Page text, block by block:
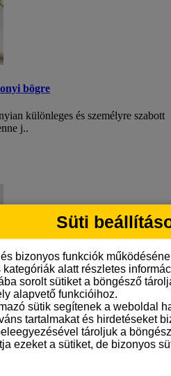
bögre
különleges és személyre szabott
j..
bögre
különleges és személyre szabott
j..
Süti
bizonyos funkciók
alatt részletes
sorolt sütiket a böngésző
alapvető funkcióihoz.
sütik segítenek a weboldal
tartalmakat és hirdetéseket
tároljuk a
ezeket a sütiket, de bizonyos